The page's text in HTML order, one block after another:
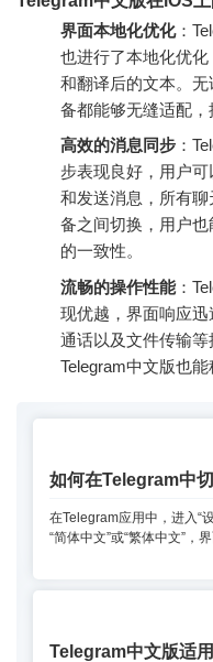
界面本地化优化：
也进行了本地化优
和翻译后的文本。
备都能够无缝适配，
高效的消息同步 ：
步表现良好，用户
和发送消息，所有
备之间切换，用户
的一致性。
流畅的操作性能：
现优越，界面响应
通话以及文件传输等
Telegram中文版也
如何在Telegram中
在Telegram应用中，进入“
“简体中文”或“繁体中文”，
Telegram中文版适